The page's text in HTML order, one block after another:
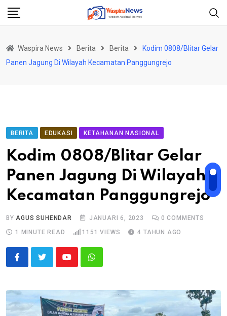
Skip
Waspira News Berita Berita
Kodim 0808/Blitar Gelar
Panen Jagung Di Wilayah Kecamatan Panggungrejo
BERITA EDUKASI KETAHANAN NASIONAL
Kodim 0808/Blitar Gelar
Panen Jagung Di Wilayah
Kecamatan Panggungrejo
BYAGUS SUHENDAR JANUARI 6, 2023 0 COMMENTS
1 MINUTE READ
1151 VIEWS 4 TAHUN AGO
YoutubeWhatsapp